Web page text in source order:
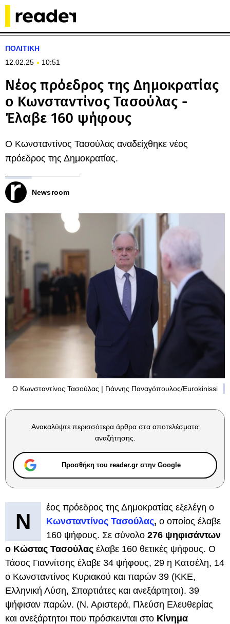
ΠΟΛΙΤΙΚΗ
12.02.25
10:51
Νέος πρόεδρος της Δημοκρατίας
ο Κωνσταντίνος Τασούλας -
Έλαβε 160 ψήφους
Ο Κωνσταντίνος Τασούλας αναδείχθηκε νέος
πρόεδρος της Δημοκρατίας.
Newsroom
Ο Κωνσταντίνος Τασούλας | Γιάννης Παναγόπουλος/Eurokinissi
Ανακαλύψτε περισσότερα άρθρα στα αποτελέσματα
αναζήτησης.
Προσθήκη του reader.gr στην Google
Ν
έος πρόεδρος της Δημοκρατίας εξελέγη ο
Κωνσταντίνος Τασούλας, ο οποίος έλαβε
160 ψήφους. Σε σύνολο 276 ψηφισάντων
ο Κώστας Τασούλας έλαβε 160 θετικές ψήφους. Ο
Τάσος Γιαννίτσης έλαβε 34 ψήφους, 29 η Κατσέλη, 14
ο Κωνσταντίνος Κυριακού και παρών 39 (ΚΚΕ,
Ελληνική Λύση, Σπαρτιάτες και ανεξάρτητοι). 39
ψήφισαν παρών. (Ν. Αριστερά, Πλεύση Ελευθερίας
και ανεξάρτητοι που πρόσκεινται στο Κίνημα